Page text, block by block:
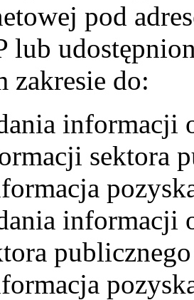
pod
lub
zakresie do:
informacji
sektora
informacji